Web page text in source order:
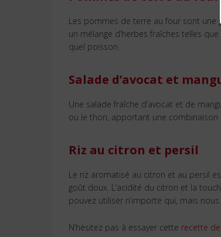
Les pommes de terre au four sont
un mélange d’herbes fraîches telles
quel poisson.
Salade d’avocat et
Une salade fraîche d’avocat et de
ou le thon, apportant une combinaison
Riz au citron et persil
Le riz aromatisé au citron et au persil
goût doux. L’acidité du citron et la
pouvez utiliser n’importe qui, mais
N’hésitez pas à essayer cette recette